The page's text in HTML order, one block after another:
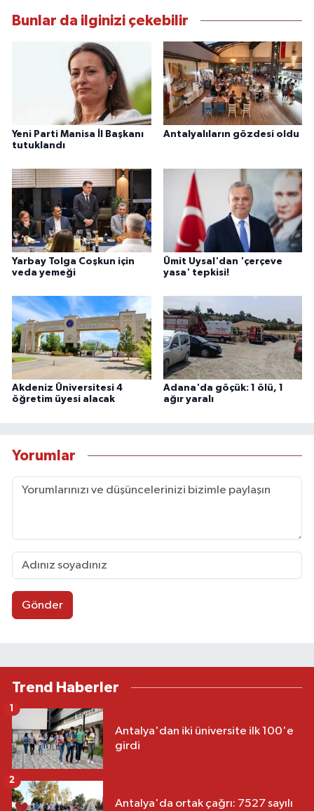
Bunlar da ilginizi çekebilir
Yeni Parti Manisa İl Başkanı
tutuklandı
Antalyalıların gözdesi oldu
Yarbay Tolga Coşkun için
veda yemeği
Ümit Uysal'dan 'çerçeve
yasa' tepkisi!
Akdeniz Üniversitesi 4
öğretim üyesi alacak
Adana'da göçük: 1 ölü, 1
ağır yaralı
Yorumlar
Gönder
Trend Haberler
Antalya'dan iki üniversite ilk 100'e
girdi
1
Antalya'da ortak çağrı: 7527 sayılı
2